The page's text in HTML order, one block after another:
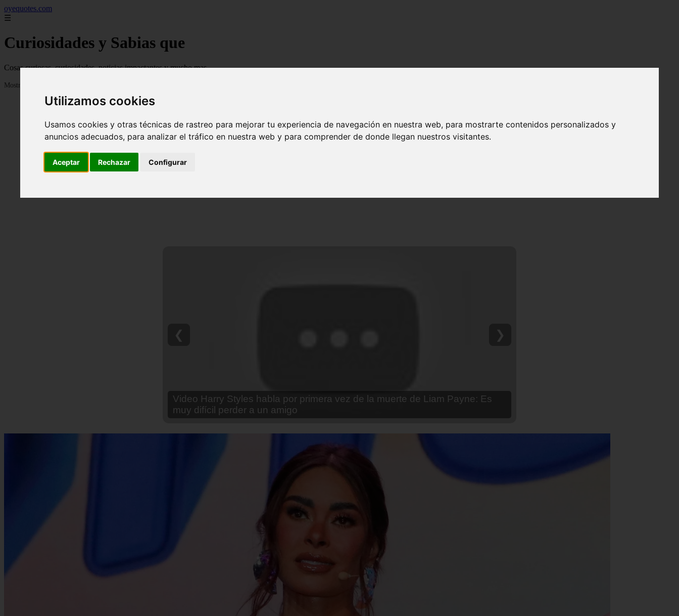
Utilizamos cookies
Usamos cookies y otras técnicas de rastreo para mejorar tu experiencia de navegación en nuestra web, para mostrarte contenidos personalizados y
anuncios adecuados, para analizar el tráfico en nuestra web y para comprender de donde llegan nuestros visitantes.
Aceptar Rechazar Configurar
oyequotes.com
☰
Curiosidades y Sabias que
Cosas curiosas, curiosidades, noticias impactantes y mucho mas
Mostrando 1 - 24 de 2834 artículos
Video Ana Brenda Contreras y la firme promesa que le hizo a su hija Aria
❮ ❯